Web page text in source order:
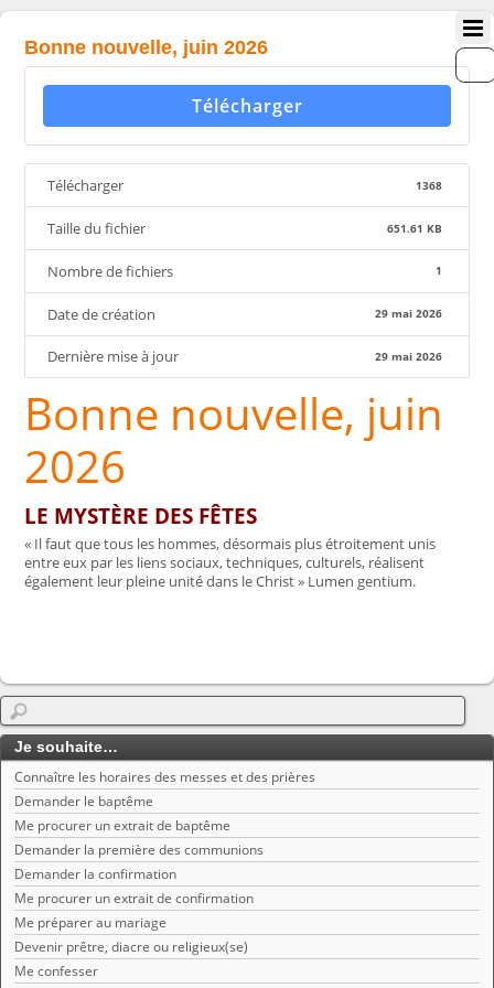
Bonne nouvelle, juin 2026
Télécharger
Télécharger 1368
Taille du fichier 651.61 KB
Nombre de fichiers 1
Date de création 29 mai 2026
Dernière mise à jour 29 mai 2026
Bonne nouvelle, juin
2026
LE MYSTÈRE DES FÊTES
« Il faut que tous les hommes, désormais plus étroitement unis
entre eux par les liens sociaux, techniques, culturels, réalisent
également leur pleine unité dans le Christ » Lumen gentium.
Je souhaite…
Connaître les horaires des messes et des prières
Demander le baptême
Me procurer un extrait de baptême
Demander la première des communions
Demander la confirmation
Me procurer un extrait de confirmation
Me préparer au mariage
Devenir prêtre, diacre ou religieux(se)
Me confesser